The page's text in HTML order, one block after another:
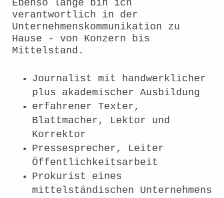
Ebenso lange bin ich
verantwortlich in der
Unternehmenskommunikation zu
Hause - von Konzern bis
Mittelstand.
Journalist mit handwerklicher
plus akademischer Ausbildung
erfahrener Texter,
Blattmacher, Lektor und
Korrektor
Pressesprecher, Leiter
Öffentlichkeitsarbeit
Prokurist eines
mittelständischen Unternehmens